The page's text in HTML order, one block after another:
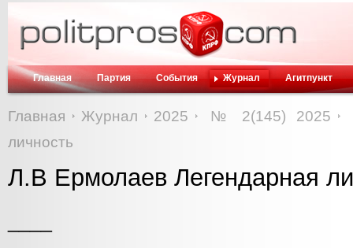
Главная Партия События Журнал Агитпункт
Главная Журнал 2025
№ 2(145) 2025
личность
Л.В Ермолаев Легендарная